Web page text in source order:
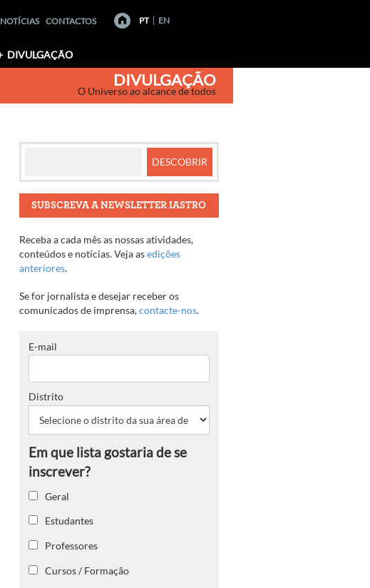
NOTÍCIAS CONTACTOS PT EN
DIVULGAÇÃO
DIVULGAÇÃO
O Universo ao alcance de todos
SUBSCREVA A NEWSLETTER IASTRO
Receba a cada mês as nossas atividades,
conteúdos e notícias. Veja asedições
anteriores.
Se for jornalista e desejar receber os
comunicados de imprensa,contacte-nos.
E-mail
Distrito
Geral
Estudantes
Professores
Cursos / Formação